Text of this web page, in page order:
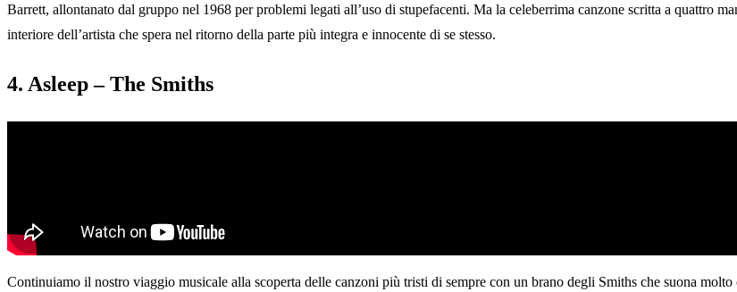
Barrett, allontanato dal gruppo nel 1968 per problemi legati all’uso di stupefacenti. Ma la celeberrima canzone scritta a quattro
interiore dell’artista che spera nel ritorno della parte più integra e innocente di se stesso.
4. Asleep – The Smiths
Continuiamo il nostro viaggio musicale alla scoperta delle canzoni più tristi di sempre con un brano degli Smiths che suona